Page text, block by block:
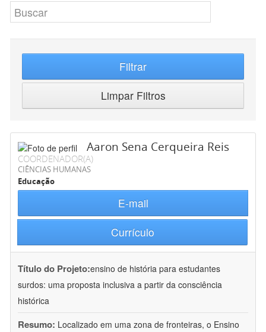
Filtrar
Limpar Filtros
Aaron Sena Cerqueira Reis
COORDENADOR(A)
CIÊNCIAS HUMANAS
Educação
E-mail
Currículo
Título do Projeto:ensino de história para estudantes
surdos: uma proposta inclusiva a partir da consciência
histórica
Resumo: Localizado em uma zona de fronteiras, o Ensino